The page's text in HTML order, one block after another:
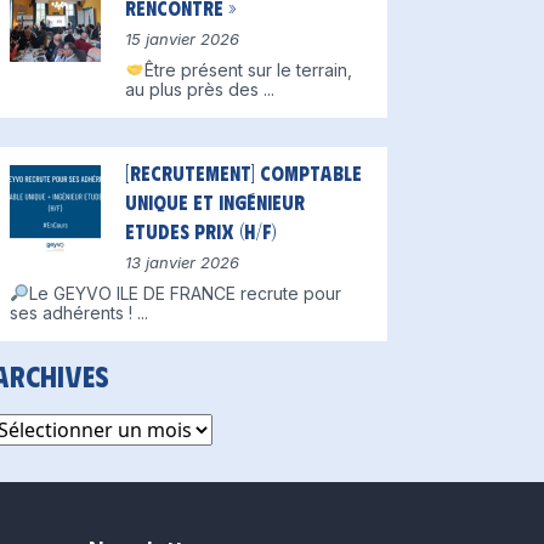
Rencontre »
15 janvier 2026
Être présent sur le terrain,
au plus près des ...
[Recrutement] Comptable
unique et Ingénieur
Etudes Prix (H/F)
13 janvier 2026
Le GEYVO ILE DE FRANCE recrute pour
ses adhérents ! ...